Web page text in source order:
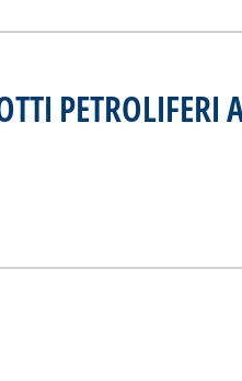
PETROLIFERI
PRODOTTI PETROLIFERI